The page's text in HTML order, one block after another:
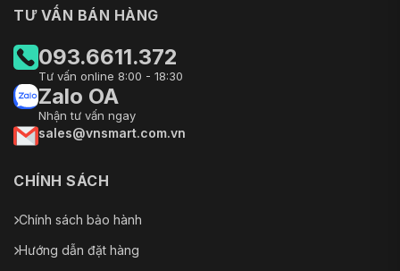
TƯ VẤN BÁN HÀNG
093.6611.372
Tư vấn online 8:00 - 18:30
Zalo OA
Nhận tư vấn ngay
sales@vnsmart.com.vn
CHÍNH SÁCH
Chính sách bảo hành
Hướng dẫn đặt hàng